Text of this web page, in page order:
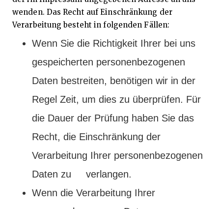
wenden. Das Recht auf Einschränkung der
Verarbeitung besteht in folgenden Fällen:
Wenn Sie die Richtigkeit Ihrer bei uns
gespeicherten personenbezogenen
Daten bestreiten, benötigen wir in der
Regel Zeit, um dies zu überprüfen. Für
die Dauer der Prüfung haben Sie das
Recht, die Einschränkung der
Verarbeitung Ihrer personenbezogenen
Daten zu verlangen.
Wenn die Verarbeitung Ihrer